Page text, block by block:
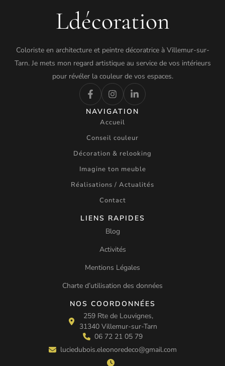
Ldécoration
Coloriste en architecture et peintre décoratrice à Villemur-sur-
Tarn. Je mets mon regard artistique au service de vos intérieurs
pour révéler la couleur de vos espaces.
NAVIGATION
Accueil
Conseil couleur
Décoration & relooking
Imagine ton meuble
Réalisations / Actualités
Contact
LIENS RAPIDES
Blog
Activités
Mentions Légales
Charte d’utilisation des données
NOS COORDONNÉES
259 Rte de Louvignes,
31340 Villemur-sur-Tarn
06 72 21 05 79
luciedubois.eleonoredeco@gmail.com